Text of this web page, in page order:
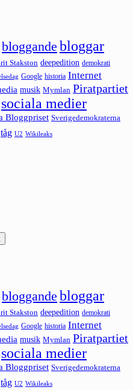
bloggande bloggar
Stakston deepedition demokrati
Google historia Internet
musik Mymlan Piratpartiet
sociala medier
Bloggpriset Sverigedemokraterna
tåg U2 Wikileaks
bloggande bloggar
Stakston deepedition demokrati
Google historia Internet
musik Mymlan Piratpartiet
sociala medier
Bloggpriset Sverigedemokraterna
tåg U2 Wikileaks